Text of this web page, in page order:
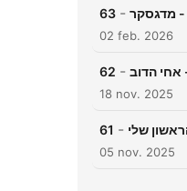
63 -
02 feb. 2026
62 -
18 nov. 2025
61 -
05 nov. 2025